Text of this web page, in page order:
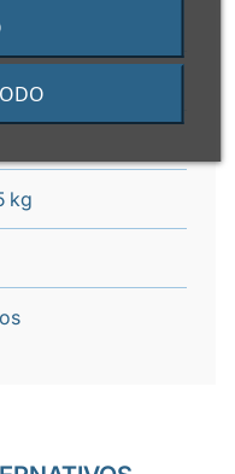
amarillo
kg